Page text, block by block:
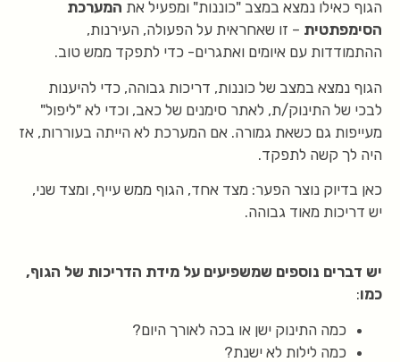
הגוף כאילו נמצא במצב "כוננות" ומפעיל את המערכת
הסימפתטית – זו שאחראית על הפעולה, העירנות,
ההתמודדות עם איומים ואתגרים- כדי לתפקד ממש טוב.
הגוף נמצא במצב של כוננות, דריכות גבוהה, כדי להיענות
לבכי של התינוק/ת, לאתר סימנים של כאב, וכדי לא "ליפול"
מעייפות גם כשאת גמורה. אם המערכת לא הייתה בעוררות, אז
היה לך קשה לתפקד.
כאן בדיוק נוצר הפער: מצד אחד, הגוף ממש עייף, ומצד שני,
יש דריכות מאוד גבוהה.
יש דברים נוספים שמשפיעים על מידת הדריכות של הגוף,
כמו:
כמה התינוק ישן או בכה לאורך היום?
כמה לילות לא ישנת?